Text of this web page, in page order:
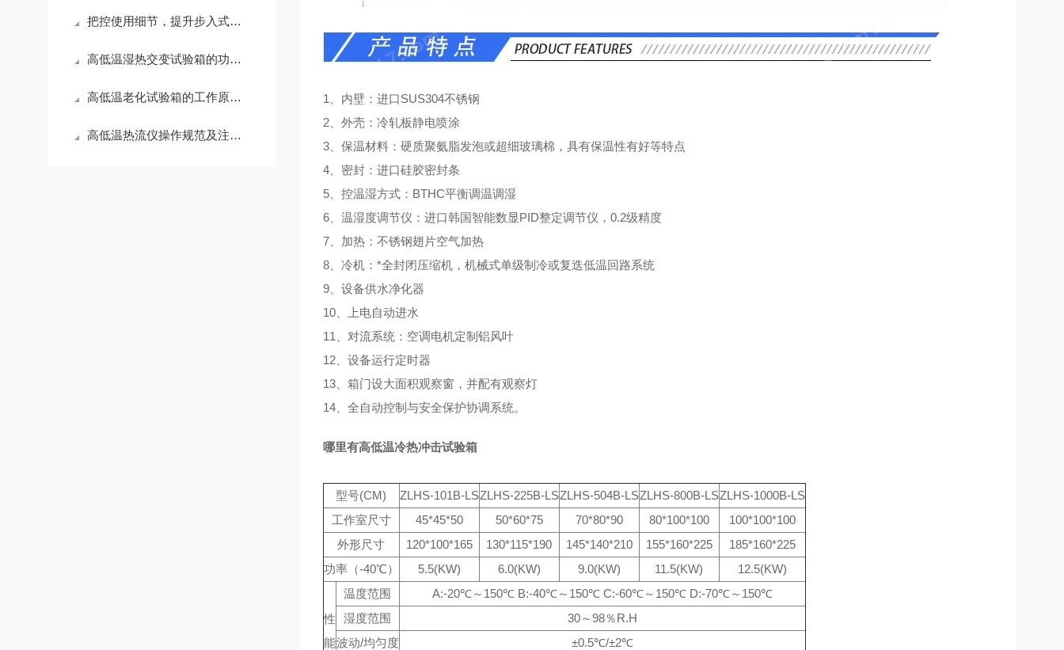
把控使用细节，提升步入式高低温试验箱测试精度
高低温湿热交变试验箱的功能应用与养护技巧
高低温老化试验箱的工作原理与性能解析
高低温热流仪操作规范及注意事项
1、内壁：进口SUS304不锈钢
2、外壳：冷轧板静电喷涂
3、保温材料：硬质聚氨脂发泡或超细玻璃棉，具有保温性有好等特点
4、密封：进口硅胶密封条
5、控温湿方式：BTHC平衡调温调湿
6、温湿度调节仪：进口韩国智能数显PID整定调节仪，0.2级精度
7、加热：不锈钢翅片空气加热
8、冷机：*全封闭压缩机，机械式单级制冷或复迭低温回路系统
9、设备供水净化器
10、上电自动进水
11、对流系统：空调电机定制铝风叶
12、设备运行定时器
13、箱门设大面积观察窗，并配有观察灯
14、全自动控制与安全保护协调系统。
哪里有高低温冷热冲击试验箱
型号(CM) ZLHS-101B-LSZLHS-225B-LSZLHS-504B-LSZLHS-800B-LSZLHS-1000B-LS
工作室尺寸
45*45*50 50*60*75 70*80*90 80*100*100
100*100*100
外形尺寸
120*100*165 130*115*190 145*140*210 155*160*225
185*160*225
功率（-40℃）
5.5(KW) 6.0(KW) 9.0(KW) 11.5(KW) 12.5(KW)
性
能
温度范围
A:-20℃～150℃ B:-40℃～150℃ C:-60℃～150℃ D:-70℃～150℃
湿度范围
30～98％R.H
波动/均匀度
±0.5℃/±2℃